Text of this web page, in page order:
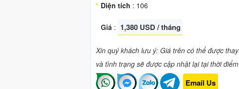
Diện tích : 106
Giá : 1,380 USD / tháng
Xin quý khách lưu ý: Giá trên có thể được
và tình trạng sẽ được cập nhật lại tại thời
Email Us